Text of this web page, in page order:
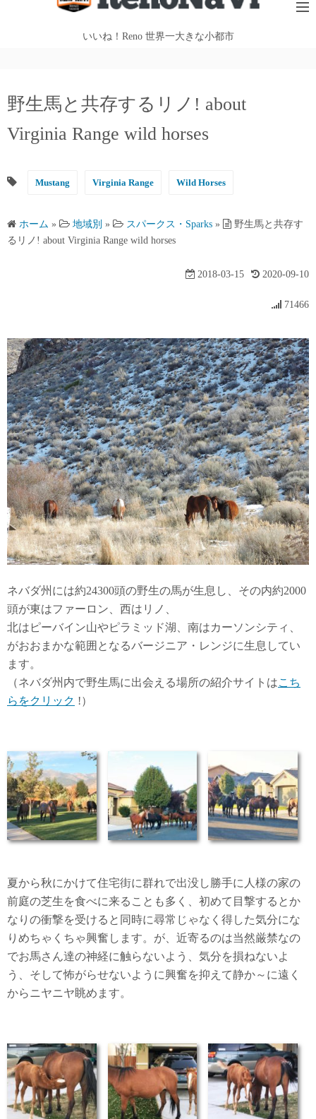
キ
いいね！Reno 世界一大きな小都市
野生馬と共存するリノ! about
Virginia Range wild horses
Mustang Virginia Range Wild Horses
ホーム » 地域別 » スパークス・Sparks »
野生馬と共存す
るリノ! about Virginia Range wild horses
2018-03-15 2020-09-10
71466
ネバダ州には約24300頭の野生の馬が生息し、その内約2000
頭が東はファーロン、西はリノ、
北はピーバイン山やピラミッド湖、南はカーソンシティ、
がおおまかな範囲となるバージニア・レンジに生息してい
ます。
（ネバダ州内で野生馬に出会える場所の紹介サイトはこち
らをクリック !）
夏から秋にかけて住宅街に群れで出没し勝手に人様の家の
前庭の芝生を食べに来ることも多く、初めて目撃するとか
なりの衝撃を受けると同時に尋常じゃなく得した気分にな
りめちゃくちゃ興奮します。が、近寄るのは当然厳禁なの
でお馬さん達の神経に触らないよう、気分を損ねないよ
う、そして怖がらせないように興奮を抑えて静か～に遠く
からニヤニヤ眺めます。